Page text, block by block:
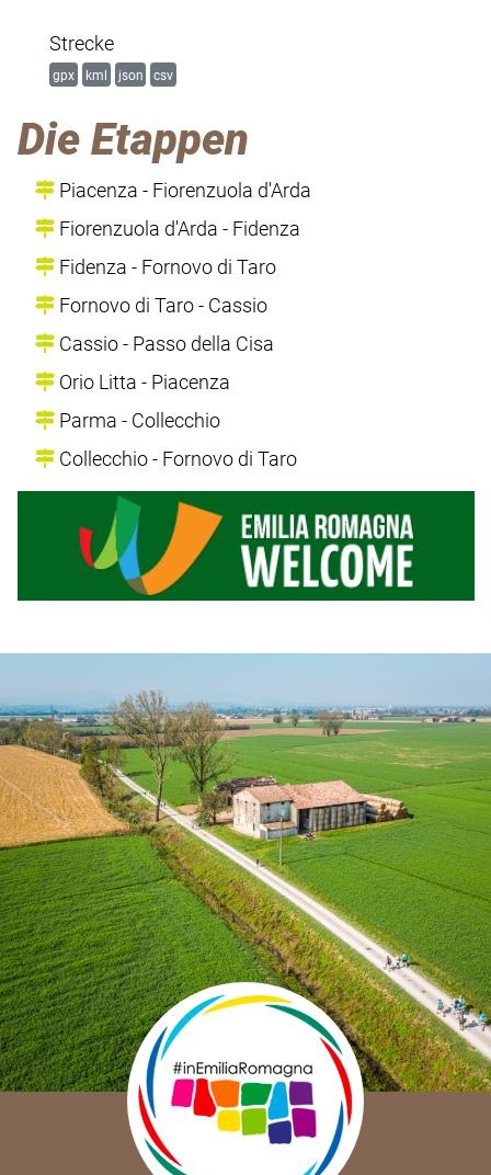
Strecke
gpx kml json csv
Die Etappen
Piacenza - Fiorenzuola d'Arda
Fiorenzuola d'Arda - Fidenza
Fidenza - Fornovo di Taro
Fornovo di Taro - Cassio
Cassio - Passo della Cisa
Orio Litta - Piacenza
Parma - Collecchio
Collecchio - Fornovo di Taro